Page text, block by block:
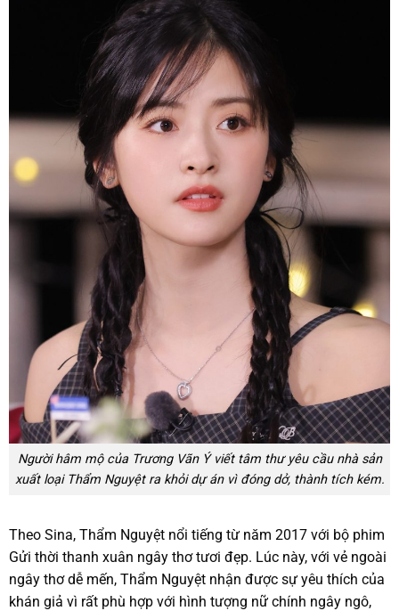
Người hâm mộ của Trương Vãn Ý viết tâm thư yêu cầu nhà sản
xuất loại Thẩm Nguyệt ra khỏi dự án vì đóng dở, thành tích kém.
Theo Sina, Thẩm Nguyệt nổi tiếng từ năm 2017 với bộ phim
Gửi thời thanh xuân ngây thơ tươi đẹp. Lúc này, với vẻ ngoài
ngây thơ dễ mến, Thẩm Nguyệt nhận được sự yêu thích của
khán giả vì rất phù hợp với hình tượng nữ chính ngây ngô,